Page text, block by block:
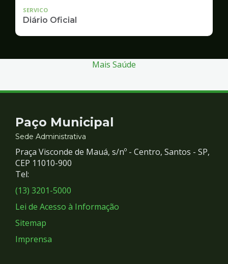
SERVICO
Diário Oficial
Mais Saúde
Contato
e
Redes
Sociais
Paço Municipal
Sede Administrativa
Praça Visconde de Mauá, s/nº - Centro, Santos - SP,
CEP 11010-900
Tel:
(13) 3201-5000
Lei de Acesso à Informação
Sitemap
Imprensa